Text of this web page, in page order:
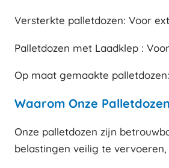
Versterkte palletdozen: Voor
Palletdozen met Laadklep :
Op maat gemaakte
Waarom Onze
Onze palletdozen zijn
belastingen veilig te